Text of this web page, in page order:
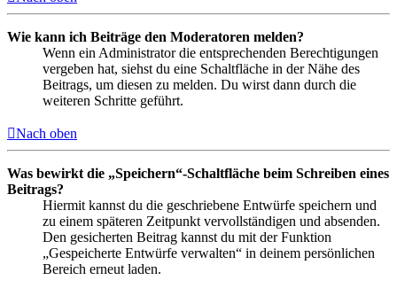
Wie kann ich Beiträge den Moderatoren melden?
Wenn ein Administrator die entsprechenden Berechtigungen
vergeben hat, siehst du eine Schaltfläche in der Nähe des
Beitrags, um diesen zu melden. Du wirst dann durch die
weiteren Schritte geführt.
Nach oben
Was bewirkt die „Speichern“-Schaltfläche beim Schreiben eines
Beitrags?
Hiermit kannst du die geschriebene Entwürfe speichern und
zu einem späteren Zeitpunkt vervollständigen und absenden.
Den gesicherten Beitrag kannst du mit der Funktion
„Gespeicherte Entwürfe verwalten“ in deinem persönlichen
Bereich erneut laden.